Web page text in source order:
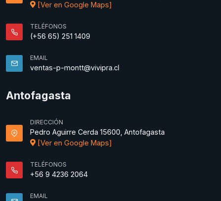
[Ver en Google Maps]
TELÉFONOS
(+56 65) 251 1409
EMAIL
ventas-p-montt@vivipra.cl
Antofagasta
DIRECCIÓN
Pedro Aguirre Cerda 15600, Antofagasta
[Ver en Google Maps]
TELÉFONOS
+56 9 4236 2064
EMAIL